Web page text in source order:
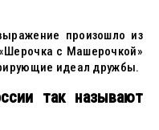
произошло из
с Машерочкой»
идеал дружбы.
так называют